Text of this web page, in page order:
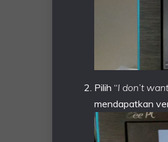
Pilih “I don’t
mendapatkan